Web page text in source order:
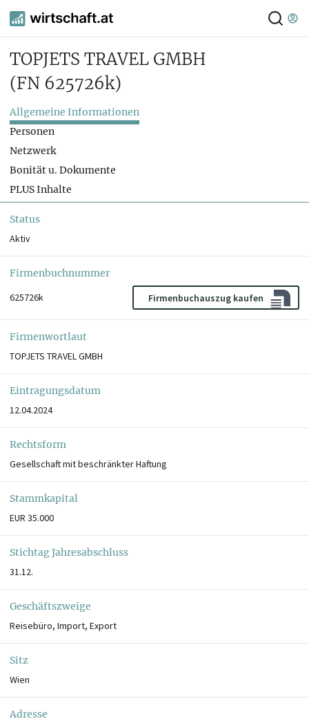
TOPJETS TRAVEL GMBH
(FN 625726k)
Allgemeine Informationen
Personen
Netzwerk
Bonität u. Dokumente
PLUS Inhalte
Status
Aktiv
Firmenbuchnummer
625726k
Firmenbuchauszug kaufen
Firmenwortlaut
TOPJETS TRAVEL GMBH
Eintragungsdatum
12.04.2024
Rechtsform
Gesellschaft mit beschränkter Haftung
Stammkapital
EUR 35.000
Stichtag Jahresabschluss
31.12.
Geschäftszweige
Reisebüro, Import, Export
Sitz
Wien
Adresse